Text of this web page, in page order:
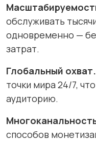
обслуживать
одновременно —
затрат.
Глобальный охват.
точки мира 24/7,
аудиторию.
способов